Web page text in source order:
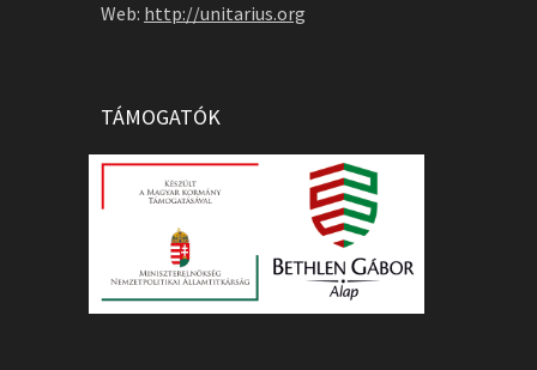
Web: http://unitarius.org
TÁMOGATÓK